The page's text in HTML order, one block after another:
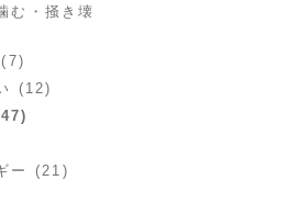
む・掻き壊
(12)
ー (21)